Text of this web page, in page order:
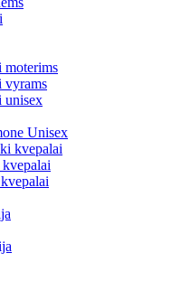
moterims
vyrams
unisex
Unisex
kvepalai